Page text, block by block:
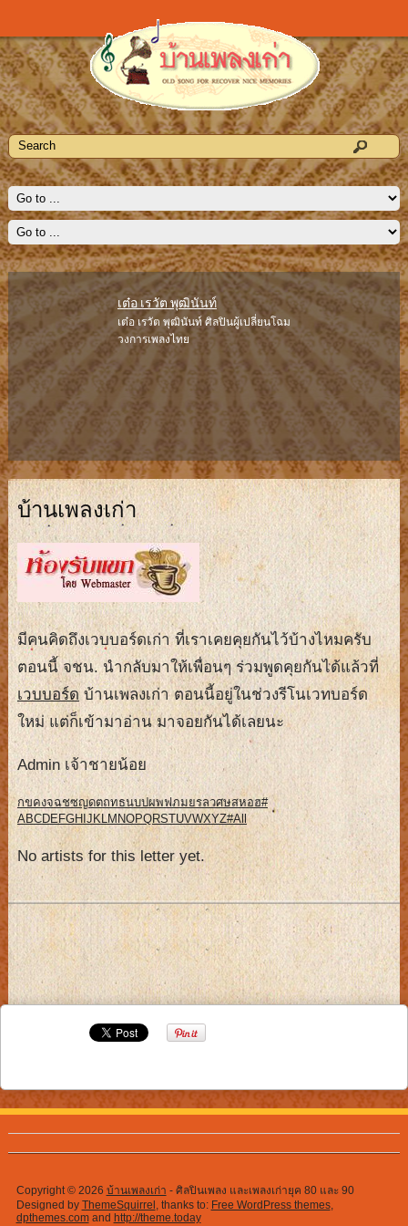
เต๋อ เรวัต พุฒินันท์
เต๋อ เรวัต พุฒินันท์ ศิลปินผู้เปลี่ยนโฉม
วงการเพลงไทย
บ้านเพลงเก่า
มีคนคิดถึงเวบบอร์ดเก่า ที่เราเคยคุยกันไว้บ้างไหมครับ
ตอนนี้ จชน. นำกลับมาให้เพื่อนๆ ร่วมพูดคุยกันได้แล้วที่
เวบบอร์ดบ้านเพลงเก่า ตอนนี้อยู่ในช่วงรีโนเวทบอร์ด
ใหม่ แต่ก็เข้ามาอ่าน มาจอยกันได้เลยนะ
Admin เจ้าชายน้อย
กขคงจฉชซญดตถทธนบปผพฟภมยรลวศษสหอฮ#
ABCDEFGH JKLMNOPQRSTUVWXYZ#All
No artists for this letter yet.
Copyright © 2026 บ้านเพลงเก่า - ศิลปินเพลง และเพลงเก่ายุค 80 และ 90
Designed by ThemeSquirrel , thanks to: Free WordPress themes,
dpthemes.comand http://theme.today